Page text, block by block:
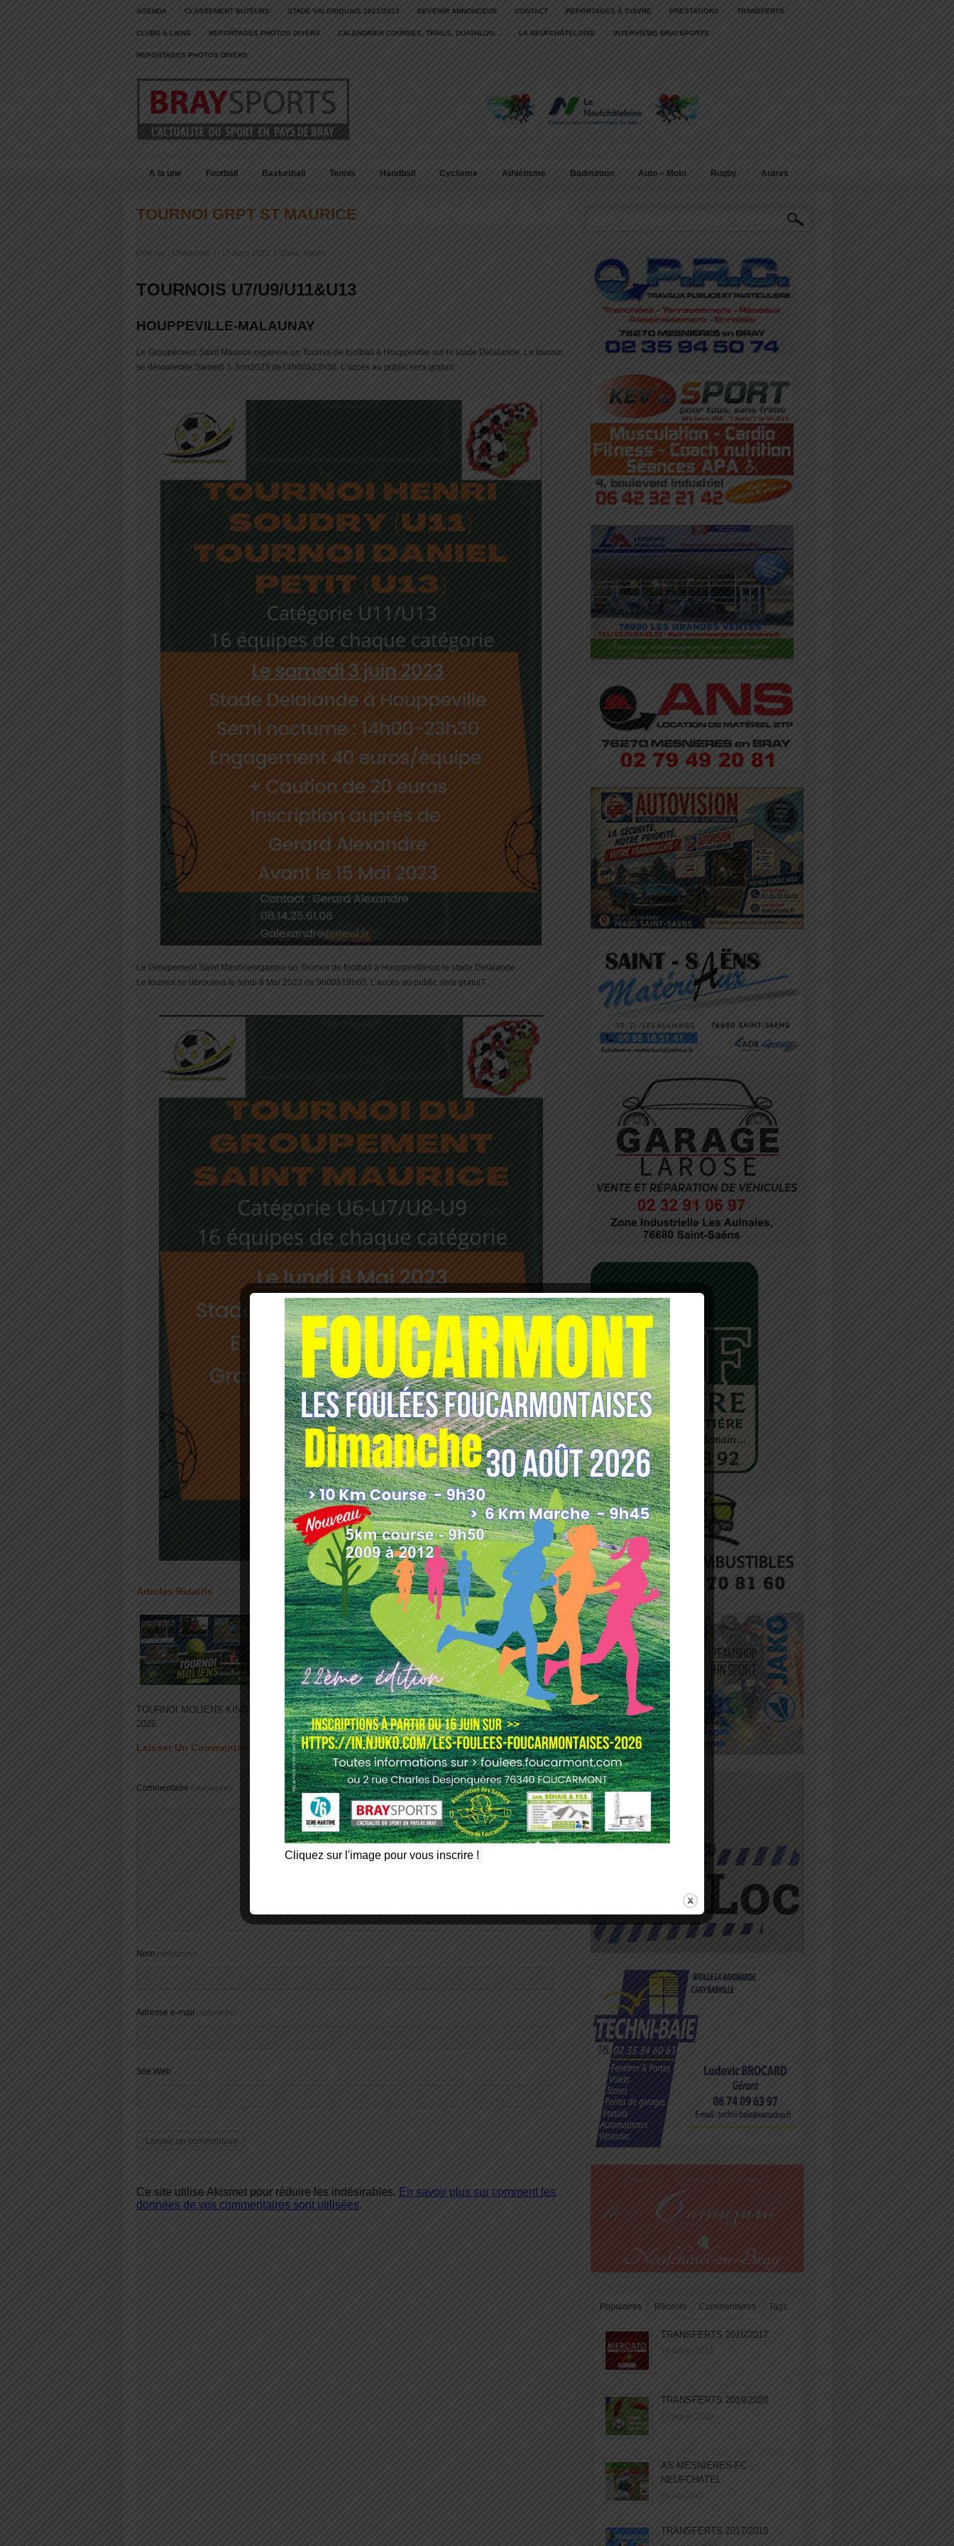
AGENDA CLASSEMENT BUTEURS STADE VALERIQUAIS 2022/2023 DEVENIR ANNONCEUR CONTACT REPORTAGES À SUIVRE PRESTATIONS TRANSFERTS
CLUBS & LIENS REPORTAGES PHOTOS DIVERS CALENDRIER COURSES, TRAILS, DUATHLON… LA NEUFCHÂTELOISE INTERVIEWS BRAYSPORTS
REPORTAGES PHOTOS DIVERS
A la une Football Basketball Tennis Handball Cyclisme Athlétisme Badminton Auto – Moto Rugby Autres
TOURNOI GRPT ST MAURICE
Écrit par : Christophe 17 mars 2023 | Dans : Sports
TOURNOIS U7/U9/U11&U13
HOUPPEVILLE-MALAUNAY
Le Groupement Saint Maurice organise un Tournoi de football à Houppeville sur le stade Delalande. Le tournoi
se déroulerale Samedi 3 Juin2023 de14h00à23h30. L’accès au public sera gratuit.
Le Groupement Saint Mauriceorganise un Tournoi de football à Houppevillesur le stade Delalande.
Le tournoi se déroulera le lundi 8 Mai 2023 de 9h00à18h00. L’accès au public sera gratuiT
Articles Relatifs
TOURNOI MOLIENS KINDY
2026
Achetez vos photos
numériques avec
BRAYSPORTS
PARTENAIRES TENNIS
MOLIENS
Laisser Un Commentaire
Commentaire (obligatoire)
Nom (obligatoire)
Adresse e-mail (obligatoire)
Site Web
Ce site utilise Akismet pour réduire les indésirables. En savoir plus sur comment les
données de vos commentaires sont utilisées.
Populaires Récents Commentaires Tags
TRANSFERTS 2016/2017
14 janvier 2017
TRANSFERTS 2019/2020
27 janvier 2020
AS MESNIERES-FC
NEUFCHATEL
05 mai 2017
TRANSFERTS 2017/2018
Cliquez sur l'image pour vous inscrire !